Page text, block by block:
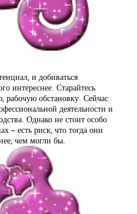
и добиваться
интереснее. Старайтесь
рабочую обстановку. Сейчас
деятельности и
Однако не стоит особо
– есть риск, что тогда они
чем могли бы.